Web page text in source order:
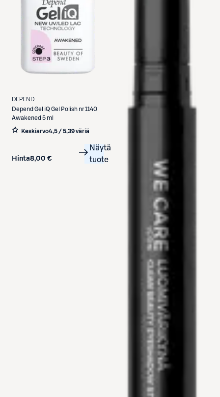
DEPEND
Depend Gel iQ Gel Polish nr 1140
Awakened 5 ml
Keskiarvo4,5 / 5,39 väriä
Hinta8,00 €
Näytä
tuote